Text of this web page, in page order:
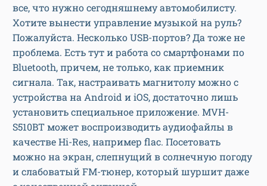
все, что нужно сегодняшнему автомобилисту.
Хотите вынести управление музыкой на руль?
Пожалуйста. Несколько USB-портов? Да тоже не
проблема. Есть тут и работа со смартфонами по
Bluetooth, причем, не только, как приемник
сигнала. Так, настраивать магнитолу можно с
устройства на Android и iOS, достаточно лишь
установить специальное приложение. MVH-
S510BT может воспроизводить аудиофайлы в
качестве Hi-Res, например flac. Посетовать
можно на экран, слепнущий в солнечную погоду
и слабоватый FM-тюнер, который шуршит даже